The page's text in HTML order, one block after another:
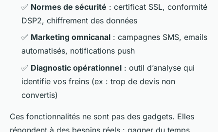
✅ Normes de sécurité : certificat SSL, conformité
DSP2, chiffrement des données
✅ Marketing omnicanal : campagnes SMS, emails
automatisés, notifications push
✅ Diagnostic opérationnel : outil d’analyse qui
identifie vos freins (ex : trop de devis non
convertis)
Ces fonctionnalités ne sont pas des gadgets. Elles
répondent à des besoins réels : gagner du temps,